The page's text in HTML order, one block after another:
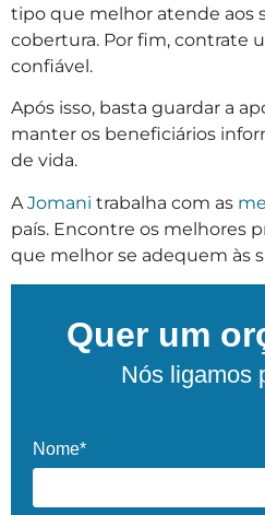
tipo que melhor atende aos
cobertura. Por fim, contrate
confiável.
Após isso, basta guardar a
manter os beneficiários
de vida.
AJomani trabalha com as
país. Encontre os melhores
que melhor se adequem às
Quer um
Nós ligamos
Nome*